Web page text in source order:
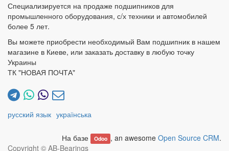
Специализируется на продаже подшипников для
промышленного оборудования, с/х техники и автомобилей
более 5 лет.
Вы можете приобрести необходимый Вам подшипник в нашем
магазине в Киеве, или заказать доставку в любую точку
Украины
ТК "НОВАЯ ПОЧТА"
русский язык українська
На базе Odoo , an awesome Open Source CRM.
Copyright © AB-Bearings